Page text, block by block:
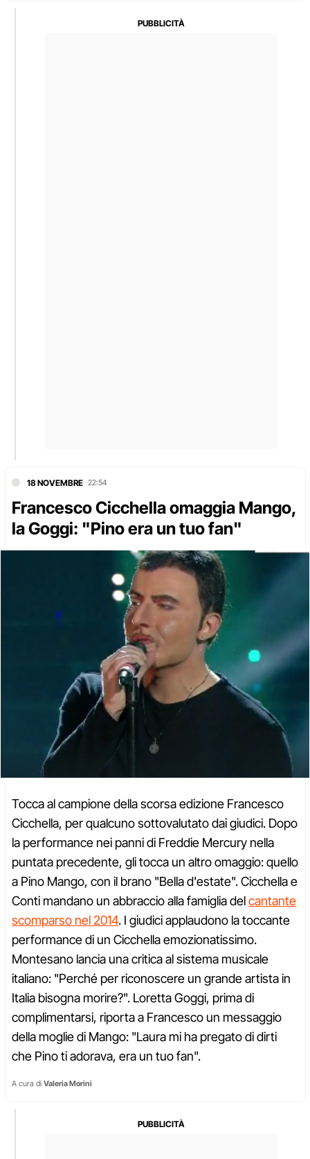
18 NOVEMBRE 22:54
Francesco Cicchella omaggia Mango,
la Goggi: "Pino era un tuo fan"
Tocca al campione della scorsa edizione Francesco
Cicchella, per qualcuno sottovalutato dai giudici. Dopo
la performance nei panni di Freddie Mercury nella
puntata precedente, gli tocca un altro omaggio: quello
a Pino Mango, con il brano "Bella d'estate". Cicchella e
Conti mandano un abbraccio alla famiglia delcantante
scomparso nel 2014. I giudici applaudono la toccante
performance di un Cicchella emozionatissimo.
Montesano lancia una critica al sistema musicale
italiano: "Perché per riconoscere un grande artista in
Italia bisogna morire?". Loretta Goggi, prima di
complimentarsi, riporta a Francesco un messaggio
della moglie di Mango: "Laura mi ha pregato di dirti
che Pino ti adorava, era un tuo fan".
A cura di Valeria Morini